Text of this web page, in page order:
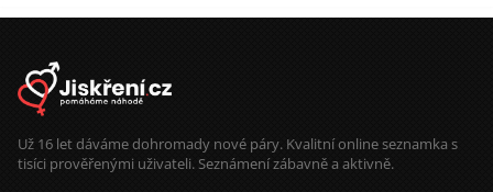
Už 16 let dáváme dohromady nové páry. Kvalitní online seznamka s
tisíci prověřenými uživateli. Seznámení zábavně a aktivně.